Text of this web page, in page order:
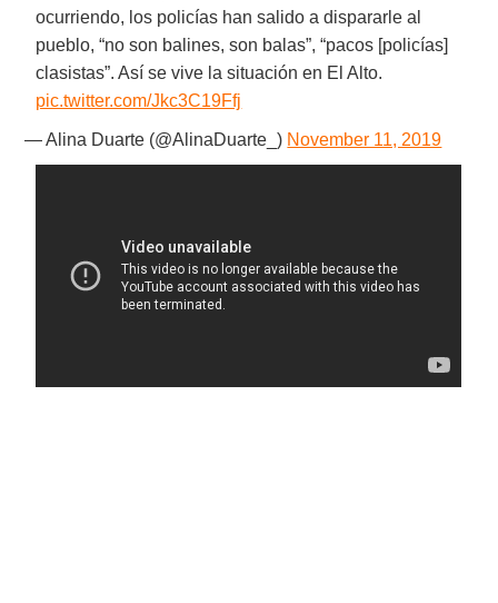
ocurriendo, los policías han salido a dispararle al
pueblo, “no son balines, son balas”, “pacos [policías]
clasistas”. Así se vive la situación en El Alto.
pic.twitter.com/Jkc3C19Ffj
— Alina Duarte (@AlinaDuarte_) November 11, 2019